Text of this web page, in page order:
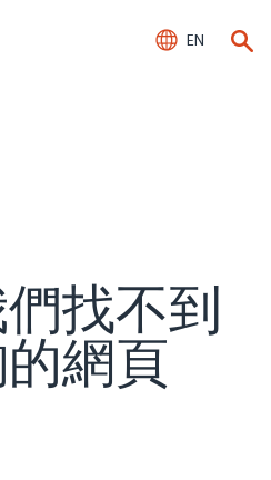
EN
找不到
網頁